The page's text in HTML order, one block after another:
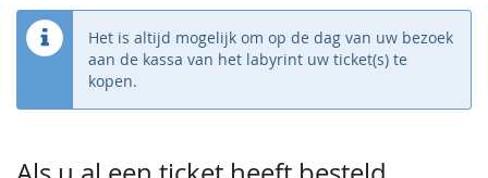
Het is altijd mogelijk om op de dag van uw bezoek
aan de kassa van het labyrint uw ticket(s) te
kopen.